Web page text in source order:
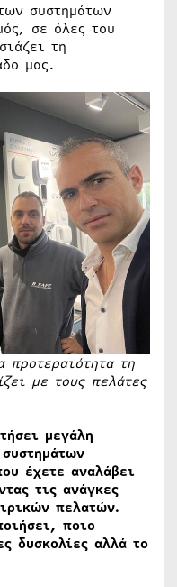
συστημάτων
σε όλες του
τη
μας.
προτεραιότητα τη
με τους πελάτες
μεγάλη
έχετε αναλάβει
τις ανάγκες
πελατών.
ποιο
δυσκολίες αλλά το